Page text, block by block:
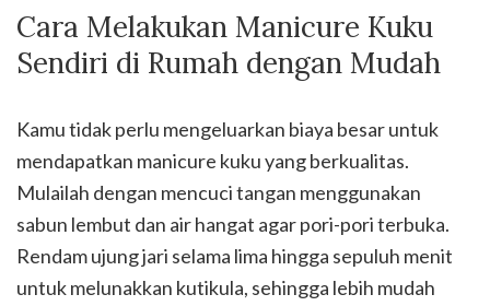
Cara Melakukan Manicure Kuku
Sendiri di Rumah dengan Mudah
Kamu tidak perlu mengeluarkan biaya besar untuk
mendapatkan manicure kuku yang berkualitas.
Mulailah dengan mencuci tangan menggunakan
sabun lembut dan air hangat agar pori-pori terbuka.
Rendam ujung jari selama lima hingga sepuluh menit
untuk melunakkan kutikula, sehingga lebih mudah